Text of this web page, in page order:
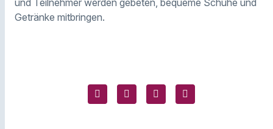
Getränke mitbringen.